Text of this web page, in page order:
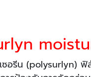
อรีน (polysurlyn)